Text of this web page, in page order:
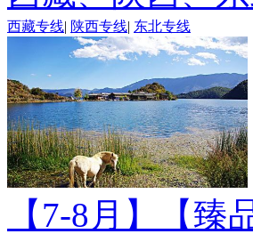
西藏专线| 陕西专线| 东北专线
【7-8月】【